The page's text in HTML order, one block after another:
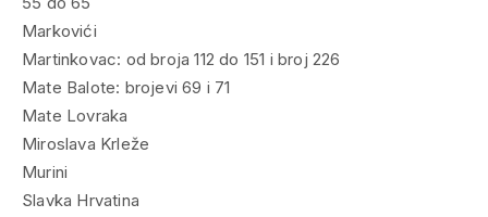
Markovići
Martinkovac: od broja 112 do 151 i broj 226
Mate Balote: brojevi 69 i 71
Mate Lovraka
Miroslava Krleže
Murini
Slavka Hrvatina